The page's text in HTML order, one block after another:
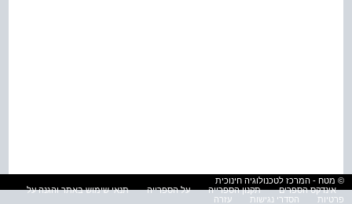
© מטח - המרכז לטכנולוגיה חינוכית
אינדקס הספרים
תקנון הספרייה על הספרייה
תנאי שימוש באתר והגנה על
פרטיות
הסדרי נגישות עזרה